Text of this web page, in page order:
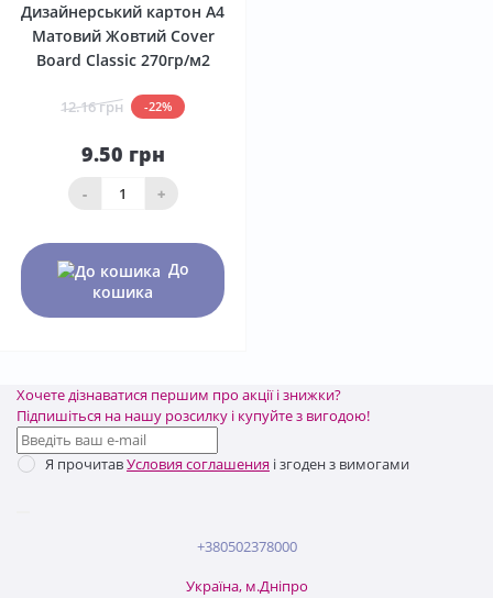
Дизайнерський картон А4
Матовий Жовтий Сover
Board Classic 270гр/м2
12.16 грн -22%
9.50 грн
- +
До
кошика
Хочете дізнаватися першим про акції і знижки?
Підпишіться на нашу розсилку і купуйте з вигодою!
Я прочитавУсловия соглашения і згоден з вимогами
+380502378000
Україна, м.Дніпро